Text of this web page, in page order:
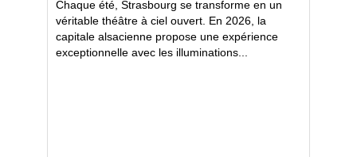
Chaque été, Strasbourg se transforme en un
véritable théâtre à ciel ouvert. En 2026, la
capitale alsacienne propose une expérience
exceptionnelle avec les illuminations...